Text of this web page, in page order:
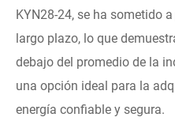
KYN28-24, se ha sometido
largo plazo, lo que
debajo del promedio de la
una opción ideal para la
energía confiable y segura.